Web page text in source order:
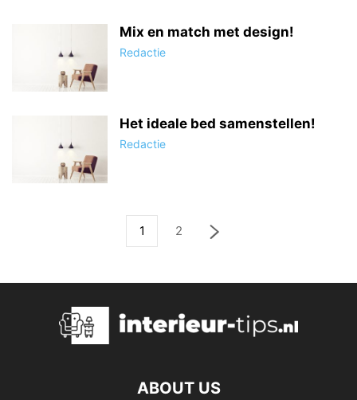
Mix en match met design!
Redactie
Het ideale bed samenstellen!
Redactie
1 2
ABOUT US